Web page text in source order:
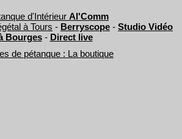
d'Intérieur Al'Comm
à Tours - Berryscope - Studio Vidéo
Bourges- Direct live
de pétanque : La boutique